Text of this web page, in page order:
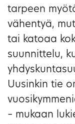
tarpeen
vähentyä,
tai katoaa
suunnittelu,
Uusinkin tie
– mukaan